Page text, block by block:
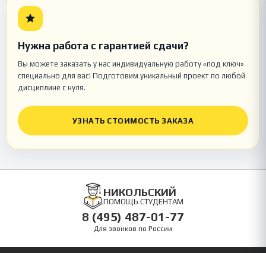
Нужна работа с гарантией сдачи?
Вы можете заказать у нас индивидуальную работу «под ключ»
специально для вас! Подготовим уникальный проект по любой
дисциплине с нуля.
УЗНАТЬ СТОИМОСТЬ ЗАКАЗА
НИКОЛЬСКИЙ
ПОМОЩЬ СТУДЕНТАМ
8 (495) 487-01-77
Для звонков по России